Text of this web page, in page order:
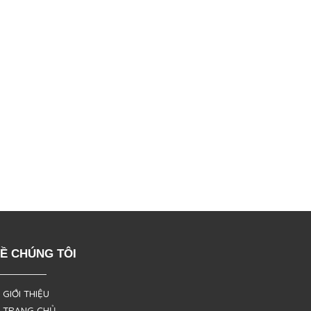
CHÚNG TÔI
THIỆU